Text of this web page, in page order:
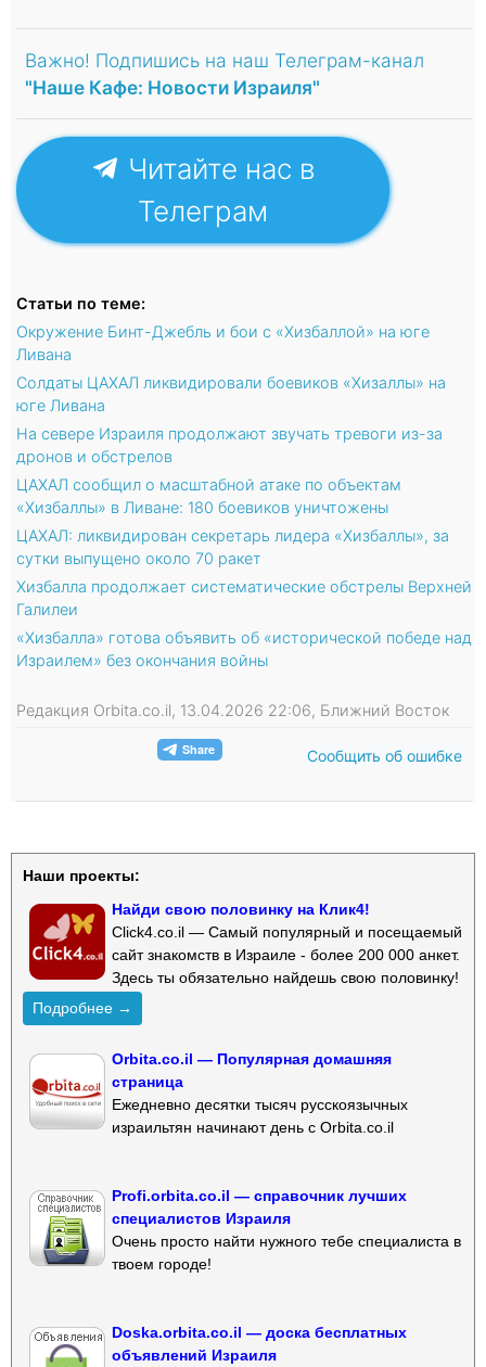
Важно! Подпишись на наш Телеграм-канал
"Наше Кафе: Новости Израиля"
Читайте нас в
Телеграм
Статьи по теме:
Окружение Бинт-Джебль и бои с «Хизбаллой» на юге
Ливана
Солдаты ЦАХАЛ ликвидировали боевиков «Хизаллы» на
юге Ливана
На севере Израиля продолжают звучать тревоги из-за
дронов и обстрелов
ЦАХАЛ сообщил о масштабной атаке по объектам
«Хизбаллы» в Ливане: 180 боевиков уничтожены
ЦАХАЛ: ликвидирован секретарь лидера «Хизбаллы», за
сутки выпущено около 70 ракет
Хизбалла продолжает систематические обстрелы Верхней
Галилеи
«Хизбалла» готова объявить об «исторической победе над
Израилем» без окончания войны
Редакция Orbita.co.il, 13.04.2026 22:06, Ближний Восток
Сообщить об ошибке
Наши проекты:
Найди свою половинку на Клик4!
Click4.co.il — Самый популярный и посещаемый
сайт знакомств в Израиле - более 200 000 анкет.
Здесь ты обязательно найдешь свою половинку!
Подробнее →
Orbita.co.il — Популярная домашняя
страница
Ежедневно десятки тысяч русскоязычных
израильтян начинают день с Orbita.co.il
Profi.orbita.co.il — справочник лучших
специалистов Израиля
Очень просто найти нужного тебе специалиста в
твоем городе!
Doska.orbita.co.il — доска бесплатных
объявлений Израиля